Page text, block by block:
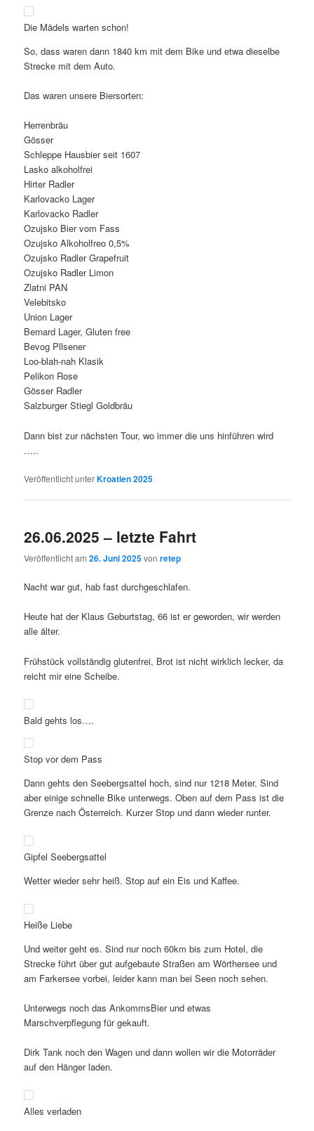
Die Mädels warten schon!
So, dass waren dann 1840 km mit dem Bike und etwa dieselbe
Strecke mit dem Auto.
Das waren unsere Biersorten:
Herrenbräu
Gösser
Schleppe Hausbier seit 1607
Lasko alkoholfrei
Hirter Radler
Karlovacko Lager
Karlovacko Radler
Ozujsko Bier vom Fass
Ozujsko Alkoholfreo 0,5%
Ozujsko Radler Grapefruit
Ozujsko Radler Limon
Zlatni PAN
Velebitsko
Union Lager
Bernard Lager, Gluten free
Bevog Pllsener
Loo-blah-nah Klasik
Pelikon Rose
Gösser Radler
Salzburger Stiegl Goldbräu
Dann bist zur nächsten Tour, wo immer die uns hinführen wird
…..
Veröffentlicht unterKroatien 2025
26.06.2025 – letzte Fahrt
Veröffentlicht am26. Juni 2025vonretep
Nacht war gut, hab fast durchgeschlafen.
Heute hat der Klaus Geburtstag, 66 ist er geworden, wir werden
alle älter.
Frühstück vollständig glutenfrei, Brot ist nicht wirklich lecker, da
reicht mir eine Scheibe.
Bald gehts los….
Stop vor dem Pass
Dann gehts den Seebergsattel hoch, sind nur 1218 Meter. Sind
aber einige schnelle Bike unterwegs. Oben auf dem Pass ist die
Grenze nach Österreich. Kurzer Stop und dann wieder runter.
Gipfel Seebergsattel
Wetter wieder sehr heiß. Stop auf ein Eis und Kaffee.
Heiße Liebe
Und weiter geht es. Sind nur noch 60km bis zum Hotel, die
Strecke führt über gut aufgebaute Straßen am Wörthersee und
am Farkersee vorbei, leider kann man bei Seen noch sehen.
Unterwegs noch das AnkommsBier und etwas
Marschverpflegung für gekauft.
Dirk Tank noch den Wagen und dann wollen wir die Motorräder
auf den Hänger laden.
Alles verladen